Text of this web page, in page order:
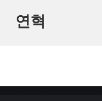
연혁